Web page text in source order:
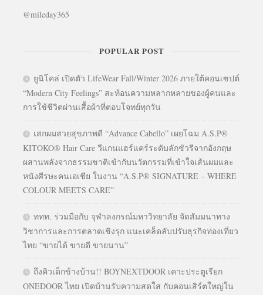
@mileday365
POPULAR POST
ยูนิโคล่ เปิดตัว LifeWear Fall/Winter 2026 ภายใต้คอนเซปต์
“Modern City Feelings” สะท้อนความหลากหลายของผู้คนและ
การใช้ชีวิตผ่านเสื้อผ้าที่ตอบโจทย์ทุกวัน
เสกผมสวยสุขภาพดี “Advance Cabello” เผยโฉม A.S.P®
KITOKO® Hair Care วีแกนแฮร์แคร์ระดับลักชัวรีจากอังกฤษ
ผสานพลังจากธรรมชาติเข้ากับนวัตกรรมที่เข้าใจเส้นผมและ
หนังศีรษะคนเอเชีย ในงาน “A.S.P® SIGNATURE – WHERE
COLOUR MEETS CARE”
ททท. ร่วมมือกับ จุฬาลงกรณ์มหาวิทยาลัย จัดสัมมนาทาง
วิชาการและการตลาดเชิงรุก แนะเคล็ดลับปรับธุรกิจท่องเที่ยว
ไทย “ขายได้ ขายดี ขายนาน”
ถึงคิวเด็กข้างบ้าน!! BOYNEXTDOOR เคาะประตูเรียก
ONEDOOR ไทย เปิดบ้านรับความสดใส กับคอนเสิร์ตใหญ่ใน